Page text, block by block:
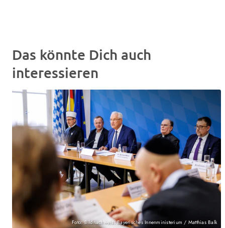
Das könnte Dich auch
interessieren
Foto: Bildnachweis: Bayerisches Innenministerium / Matthias Balk